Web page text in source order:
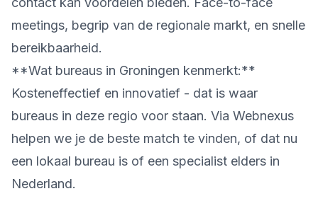
meetings, begrip van de regionale markt, en snelle
bereikbaarheid.
**Wat bureaus in Groningen kenmerkt:**
Kosteneffectief en innovatief - dat is waar
bureaus in deze regio voor staan. Via Webnexus
helpen we je de beste match te vinden, of dat nu
een lokaal bureau is of een specialist elders in
Nederland.